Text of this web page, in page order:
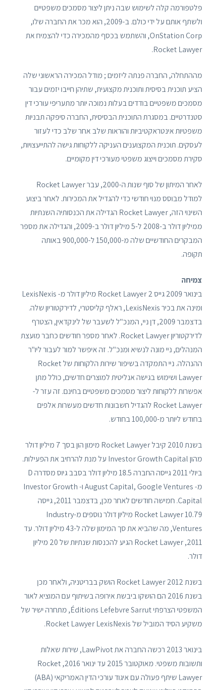
פלטפורמה קלה לשימוש שבה ניתן ליצור מסמכים משפטיים
ולשתף אותם על ידי כולם. ב-2009, הוא מכר את החברה שלו,
OnStation Corp, והשתמש בכסף מהמכירה כדי להצמיח את
Rocket Lawyer.
מההתחלה, החברה פנתה ליזמים ; מודל המכירה הראשוני שלה
הציע תוכנית בסיסית ותוכנית מקצועית, שתיהן חייבו יזמים עבור
מסמכים משפטיים בודדים בעלות נמוכה יותר מתעריפי עורכי דין
סטנדרטיים. במסגרת התוכנית הבסיסית, החברה סיפקה תבניות
משפטיות אינטראקטיביות והוראות שלב אחר שלב כדי לעזור
לעסקים. תוכנית המקצוענים העניקה ללקוחות גישה להתייעצויות,
סקירת מסמכים וייצוג משפטי מעורכי דין מקומיים.
לאחר המיתון של סוף שנות ה-2000, עבר Rocket Lawyer
למודל מבוסס מנוי חודשי כדי להגדיל את המכירות. לאחר ביצוע
השינוי הזה, Rocket Lawyer הגדילה את הכנסותיה השנתיות
ממיליון דולר ב-2008 ל-5 מיליון דולר ב-2009, והגדילה את מספר
המבקרים החודשיים שלה מ-150,000 ל-900,000 באותה
תקופה.
צמיחה
בינואר 2009 גייס Rocket Lawyer 2 מיליון דולר מ- LexisNexis
ומינה את בכיר LexisNexis, ראלף קליסטרי, לדירקטוריון שלה.
בדצמבר 2009, דן ניי, המנכ"ל לשעבר של לינקדאין, הצטרף
לדירקטוריון Rocket Lawyer. לאחר מספר חודשים כחבר מועצת
המנהלים, ניי מונה לנשיא ומנכ"ל. זה איפשר למור לעבור ליו"ר
ההנהלה. ניי התמקדה בשיפור שירות הלקוחות של Rocket
Lawyer ושימוש בגישה אנליטית למוצרים חדשים, כולל מתן
אפשרות ללקוחות ליצור מסמכים משפטיים בחינם. זה עזר ל-
Rocket Lawyer להגדיל חשבונות חדשים מעשרות אלפים
בחודש ליותר מ-100,000 בחודש.
בשנת 2010 קיבל Rocket Lawyer מימון הון בסך 7 מיליון דולר
מהון Investor Growth Capital על מנת להרחיב את הפעילות.
ביולי 2011 גייסה החברה 18.5 מיליון דולר בסבב גיוס מסדרה D
מ- August Capital, Google Ventures ו- Investor Growth
Capital. חמישה חודשים לאחר מכן, בדצמבר 2011, גייסה
Rocket Lawyer 10.79 מיליון דולר נוספים מ-Industry
Ventures, מה שהביא את סך המימון שלה ל-43 מיליון דולר. עד
2011, Rocket Lawyer הגיע להכנסות שנתיות של 20 מיליון
דולר.
בשנת 2012 Rocket Lawyer הושק בבריטניה, ולאחר מכן
בשנת 2016 הם הושקו ביבשת אירופה בשיתוף עם המוציא לאור
המשפטי הצרפתי Éditions Lefebvre Sarrut, מתחרה ישיר של
משקיע הסיד המוביל של Rocket Lawyer LexisNexis.
בינואר 2013 רכשה החברה את LawPivot, שירות שאלות
ותשובות משפטי. מאוקטובר 2015 עד ינואר 2016, Rocket
Lawyer שיתף פעולה עם איגוד עורכי הדין האמריקאי (ABA)